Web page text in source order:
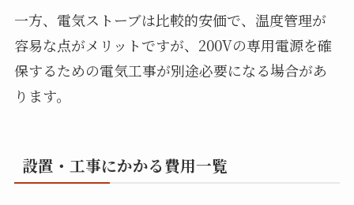
一方、電気ストーブは比較的安価で、温度管理が
容易な点がメリットですが、200Vの専用電源を確
保するための電気工事が別途必要になる場合があ
ります。
設置・工事にかかる費用一覧